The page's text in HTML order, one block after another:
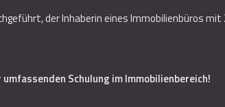
der Inhaberin eines Immobilienbüros
Schulung im Immobilienbereich!